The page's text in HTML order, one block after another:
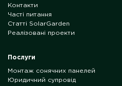
Контакти
Часті питання
Статті SolarGarden
Реалізовані проекти
Послуги
Монтаж сонячних панелей
Юридичний супровід